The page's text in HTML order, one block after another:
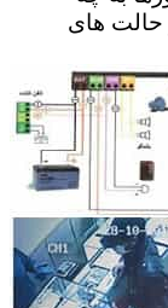
حالت های